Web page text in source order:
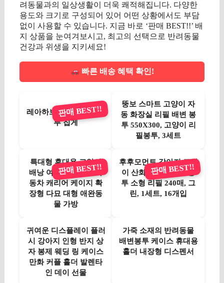
려동물과의 일상생활이 더욱 쾌적해집니다. 다양한
용도와 크기로 구성되어 있어 어떤 상황에서도 부담
없이 사용할 수 있습니다. 지금 바로 ‘판매 BEST!!’ 배
지 상품을 눈여겨보시고, 최고의 선택으로 반려동물
건강과 위생을 지키세요!
빠른 배송 혜택 확인!
레아하브 포포백 배변봉
투 집게
판매 BEST!!
뚱보 스마트 고양이 자
동 화장실 리필 배변 봉
투 550X300, 고양이 리
필봉투, 3세트
특대형 휴대용 고양이
배낭 여행용 강아지 자
동차 캐리어 케이지 확
장형 다묘 대형 애완동
물 가방
판매 BEST!!
후후모먼트 강아지 고양
이 산화 생분해 배변봉
투 소형 리필 240매, 그
린, 1세트, 16개입
판매 BEST!!
귀여운 디스플레이 플러
시 강아지 인형 반지 상
자 봉제 웨딩 링 케이스
만화 커플 홀더 발렌타
인 데이 선물
가죽 소재의 반려동물
배변봉투 케이스 휴대용
홀더 내장형 디스펜서